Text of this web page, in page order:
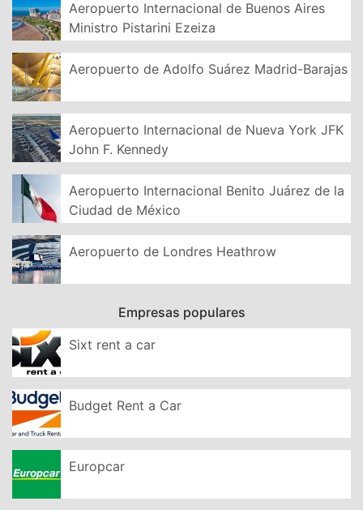
Aeropuerto Internacional de Buenos Aires
Ministro Pistarini Ezeiza
Aeropuerto de Adolfo Suárez Madrid-Barajas
Aeropuerto Internacional de Nueva York JFK
John F. Kennedy
Aeropuerto Internacional Benito Juárez de la
Ciudad de México
Aeropuerto de Londres Heathrow
Empresas populares
Sixt rent a car
Budget Rent a Car
Europcar